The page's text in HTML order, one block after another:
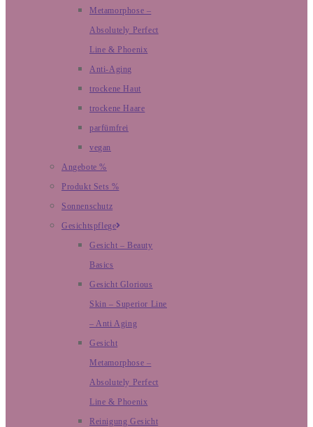
Metamorphose –
Absolutely Perfect
Line & Phoenix
Anti-Aging
trockene Haut
trockene Haare
parfümfrei
vegan
Angebote %
Produkt Sets %
Sonnenschutz
Gesichtspflege
Gesicht – Beauty
Basics
Gesicht Glorious
Skin – Superior Line
– Anti Aging
Gesicht
Metamorphose –
Absolutely Perfect
Line & Phoenix
Reinigung Gesicht